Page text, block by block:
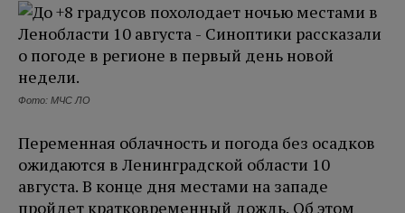
Фото: МЧС ЛО
Переменная облачность и погода без осадков
ожидаются в Ленинградской области 10
августа. В конце дня местами на западе
пройдет кратковременный дождь. Об этом